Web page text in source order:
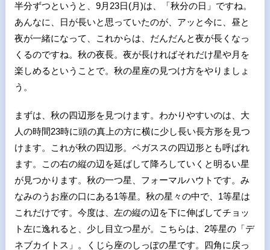
半分ずつというと、 9月 23日(月)は、「秋分の日」ですね。
あんなに、日が長いと思っていたのが、アッと今に、昼と
夜が一緒になって、これからは、だんだんと夜が長くなっ
くるのですね。秋の夜長。夜が長ければそれだけ星や月を
楽しめるということで。秋の星座の見つけ方をやりましょ
う。
まずは、秋の四辺形を見つけます。わかりやすいのは、大
人の時間23時に頭の真上の方に横に少し長い長方形を見つ
けます。これが秋の四辺形。ペガススの四辺形とも呼ばれ
ます。この右の縦の辺を延ばして降ろしていくと明るい星
が見つかります。秋の一つ星、フォーマルハウトです。み
なみのうお座の口にある1等星。秋の星々の中で、 1等星は
これだけです。今度は、左の縦の辺を下に伸ばしてチョッ
ト左に逸れると、少し目立つ星が。こちらは、 2等星の「デ
ネブカイトス」。くじら座のしっぽの星です。四角に戻っ